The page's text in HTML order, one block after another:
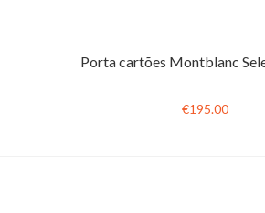
Porta cartões Montblanc
€195.00